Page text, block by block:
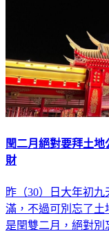
閏二月絕對要拜土
財
昨（30）日大年初
滿，不過可別忘了土
是閏雙二月，絕對